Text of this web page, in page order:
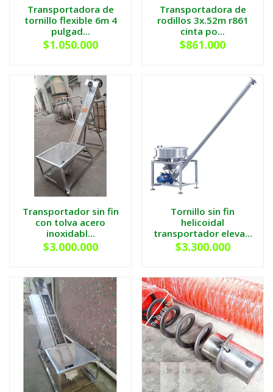
Transportadora de
tornillo flexible 6m 4
pulgad...
$1.050.000
Transportadora de
rodillos 3x.52m r861
cinta po...
$861.000
Transportador sin fin
con tolva acero
inoxidabl...
$3.000.000
Tornillo sin fin
helicoidal
transportador eleva...
$3.300.000